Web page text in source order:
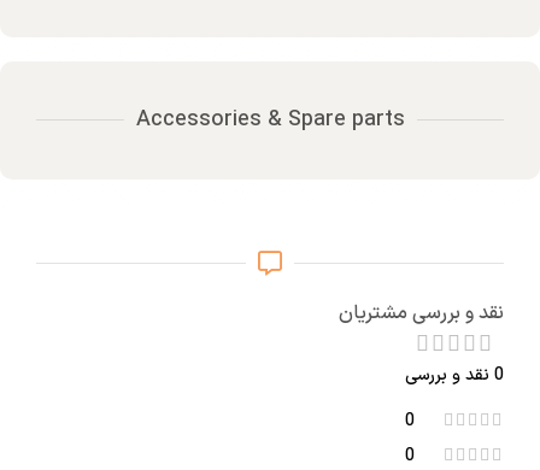
Accessories & Spare parts
نقد و بررسی مشتریان
0 نقد و بررسی
0
0